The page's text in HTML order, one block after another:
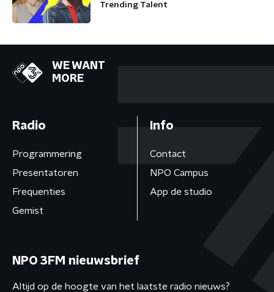
Trending Talent
WE WANT
MORE
Radio
Programmering
Presentatoren
Frequenties
Gemist
Info
Contact
NPO Campus
App de studio
NPO 3FM nieuwsbrief
Altijd op de hoogte van het laatste radio nieuws?